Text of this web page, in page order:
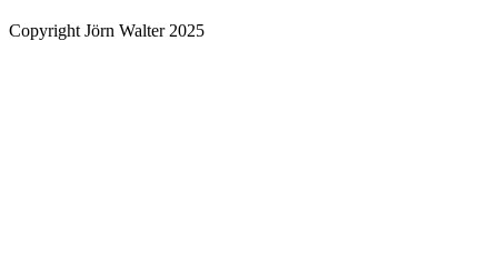
Copyright Jörn Walter 2025